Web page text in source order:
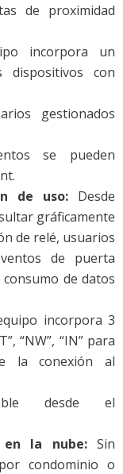
de proximidad
incorpora un
dispositivos con
gestionados
se pueden
de uso: Desde
gráficamente
de relé, usuarios
de puerta
de datos
incorpora 3
“NW”, “IN” para
la conexión al
desde el
en la nube:Sin
condominio o